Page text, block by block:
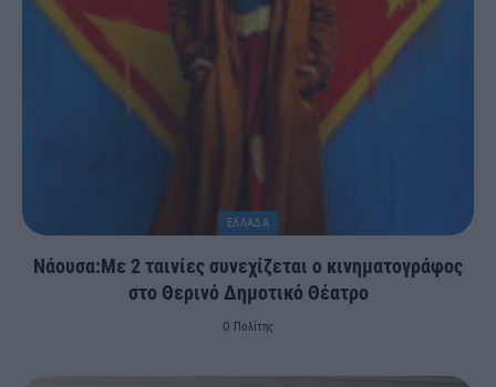
ΕΛΛΑΔΑ
Νάουσα:Με 2 ταινίες συνεχίζεται ο κινηματογράφος
στο Θερινό Δημοτικό Θέατρο
Ο Πολίτης